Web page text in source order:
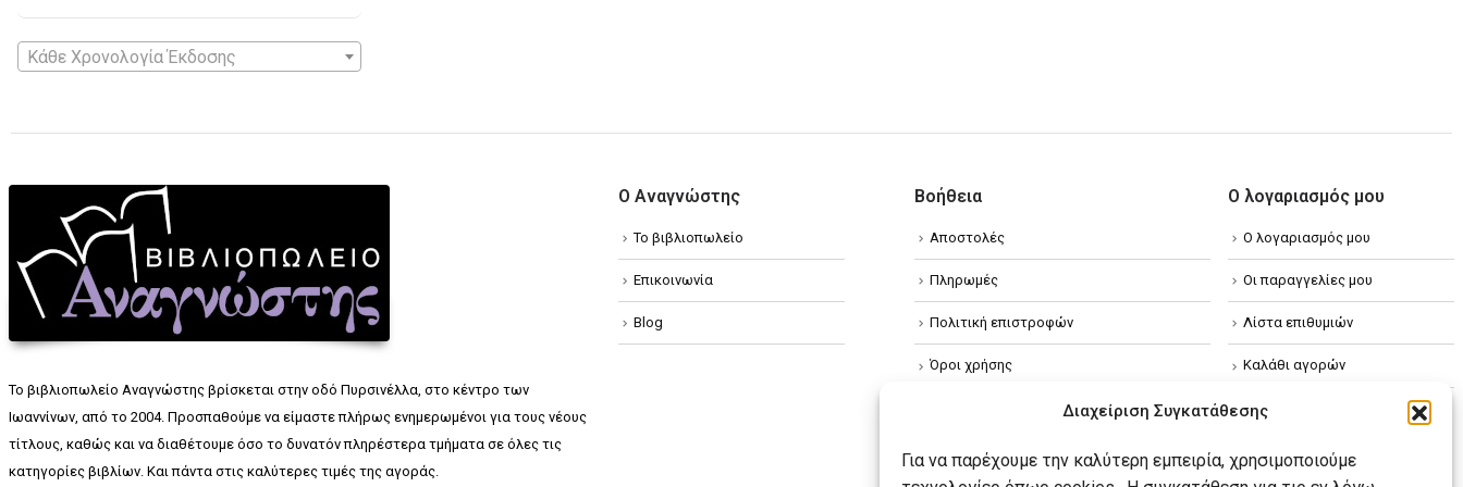
Διαχείριση Συγκατάθεσης
Για να παρέχουμε την καλύτερη εμπειρία, χρησιμοποιούμε
Κάθε Χρονολογία Έκδοσης
Το βιβλιοπωλείο Αναγνώστης βρίσκεται στην οδό Πυρσινέλλα, στο κέντρο των
Ιωαννίνων, από το 2004. Προσπαθούμε να είμαστε πλήρως ενημερωμένοι για τους νέους
τίτλους, καθώς και να διαθέτουμε όσο το δυνατόν πληρέστερα τμήματα σε όλες τις
κατηγορίες βιβλίων. Και πάντα στις καλύτερες τιμές της αγοράς.
Ο Αναγνώστης
Το βιβλιοπωλείο
Επικοινωνία
Blog
Βοήθεια
Αποστολές
Πληρωμές
Πολιτική επιστροφών
Όροι χρήσης
Πολιτική απορρήτου
Πολιτική Cookies
Ο λογαριασμός μου
Ο λογαριασμός μου
Οι παραγγελίες μου
Λίστα επιθυμιών
Καλάθι αγορών